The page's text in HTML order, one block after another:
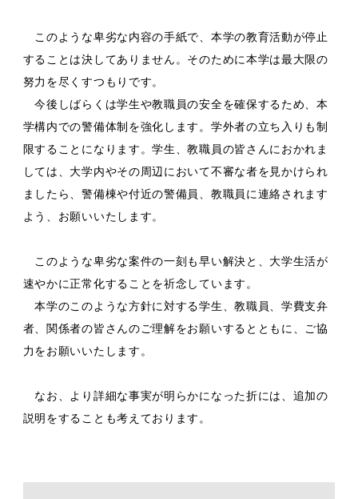
このような卑劣な内容の手紙で、本学の教育活動が停止
することは決してありません。そのために本学は最大限の
努力を尽くすつもりです。
今後しばらくは学生や教職員の安全を確保するため、本
学構内での警備体制を強化します。学外者の立ち入りも制
限することになります。学生、教職員の皆さんにおかれま
しては、大学内やその周辺において不審な者を見かけられ
ましたら、警備棟や付近の警備員、教職員に連絡されます
よう、お願いいたします。
このような卑劣な案件の一刻も早い解決と、大学生活が
速やかに正常化することを祈念しています。
本学のこのような方針に対する学生、教職員、学費支弁
者、関係者の皆さんのご理解をお願いするとともに、ご協
力をお願いいたします。
なお、より詳細な事実が明らかになった折には、追加の
説明をすることも考えております。